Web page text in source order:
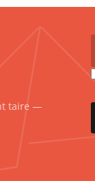
taire —